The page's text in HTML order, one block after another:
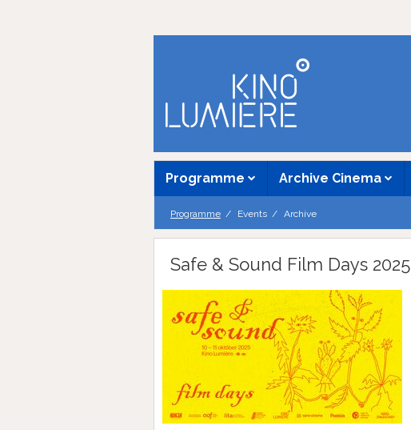
Programme Archive Cinema
Programme Events Archive
Safe & Sound Film Days 2025